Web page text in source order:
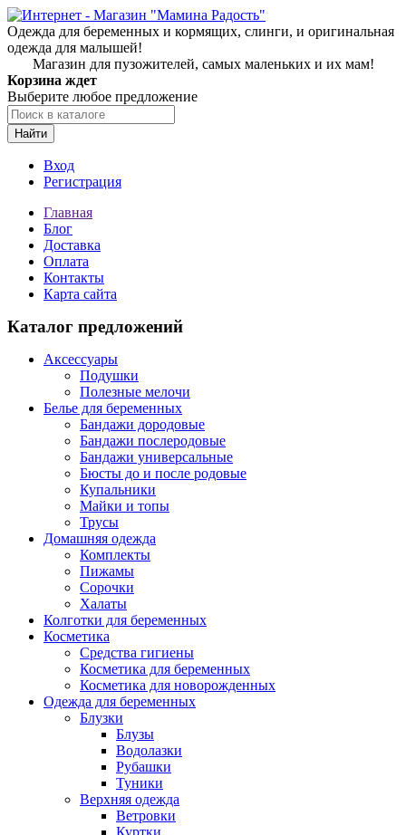
Одежда для беременных и кормящих, слинги, и оригинальная
одежда для малышей!
Магазин для пузожителей, самых маленьких и их мам!
Корзина ждет
Выберите любое предложение
Найти
Вход
Регистрация
Главная
Блог
Доставка
Оплата
Контакты
Карта сайта
Каталог предложений
Аксессуары
Подушки
Полезные мелочи
Белье для беременных
Бандажи дородовые
Бандажи послеродовые
Бандажи универсальные
Бюсты до и после родовые
Купальники
Майки и топы
Трусы
Домашняя одежда
Комплекты
Пижамы
Сорочки
Халаты
Колготки для беременных
Косметика
Cредства гигиены
Косметика для беременных
Косметика для новорожденных
Одежда для беременных
Блузки
Блузы
Водолазки
Рубашки
Туники
Верхняя одежда
Ветровки
Куртки